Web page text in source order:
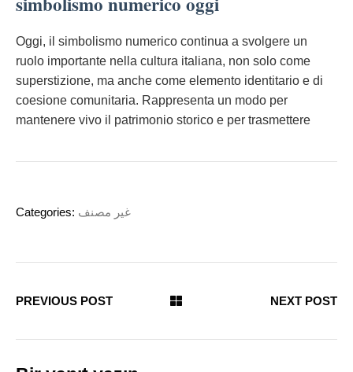
Oggi, il simbolismo numerico continua a svolgere un
ruolo importante nella cultura italiana, non solo come
superstizione, ma anche come elemento identitario e di
coesione comunitaria. Rappresenta un modo per
mantenere vivo il patrimonio storico e per trasmettere
Categories: غير مصنف
PREVIOUS POST NEXT POST